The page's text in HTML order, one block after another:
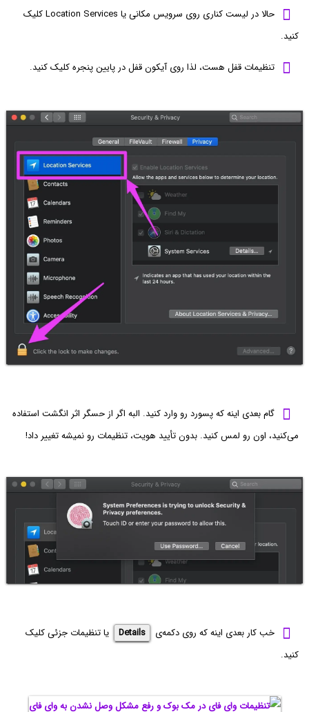
حالا در لیست کناری روی سرویس مکانی یا Location Services کلیک
کنید.
تنظیمات قفل هست، لذا روی آیکون قفل در پایین پنجره کلیک کنید.
گام بعدی اینه که پسورد رو وارد کنید. البه اگر از حسگر اثر انگشت استفاده
می‌کنید، اون رو لمس کنید. بدون تأیید هویت، تنظیمات رو نمیشه تغییر داد!
خب کار بعدی اینه که روی دکمه‌ی Details
یا تنظیمات جزئی کلیک
کنید.